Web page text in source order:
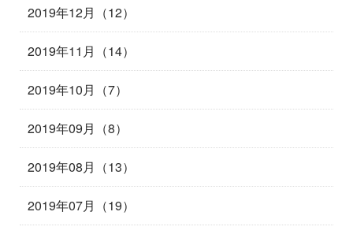
2019年12月（12）
2019年11月（14）
2019年10月（7）
2019年09月（8）
2019年08月（13）
2019年07月（19）